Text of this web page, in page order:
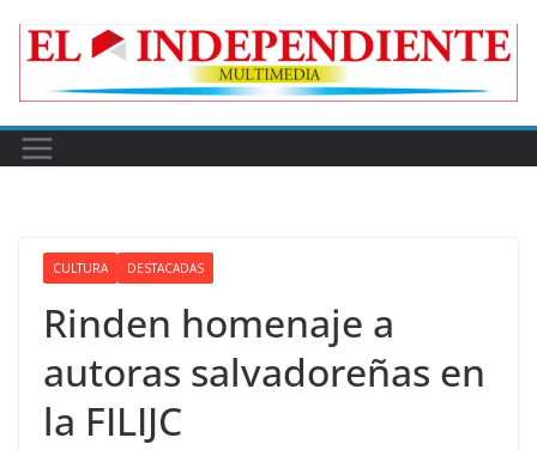
CULTURA DESTACADAS
Rinden homenaje a
autoras salvadoreñas en
la FILIJC